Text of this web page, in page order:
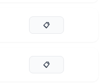
📋
📋